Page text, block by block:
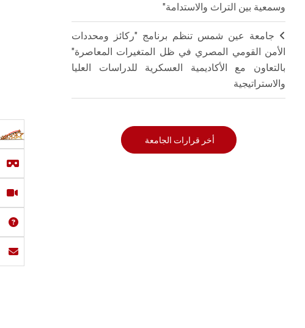
وسمعية بين التراث والاستدامة"
جامعة عين شمس تنظم برنامج "ركائز ومحددات
الأمن القومي المصري في ظل المتغيرات المعاصرة"
بالتعاون مع الأكاديمية العسكرية للدراسات العليا
والاستراتيجية
أخر قرارات الجامعة